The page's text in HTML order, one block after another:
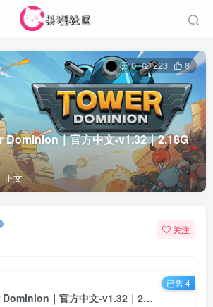
Dominion｜官方中文-v1.32｜2.18G
正文
0 223 8
关注
塔防统治｜Tower Dominion｜官方中文-v1.32｜2.18G｜免安装
已售 4